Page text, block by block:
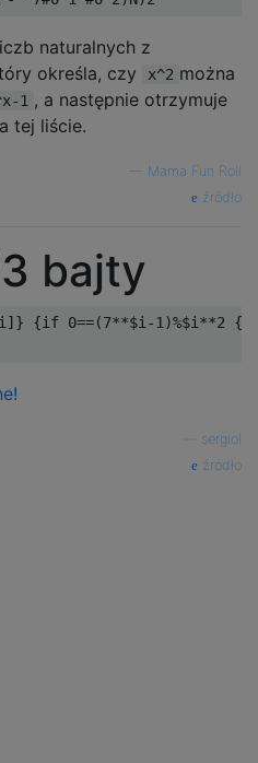
naturalnych z
określa, czy
x^2 można
1 , a następnie otrzymuje
tej liście.
Mama Fun Roll
źródło
bajty
{if 0==(7**$i-1)%$i**2
sergiol
źródło